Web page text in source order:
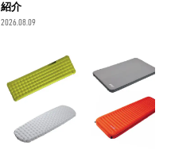
紹介
2026.08.09